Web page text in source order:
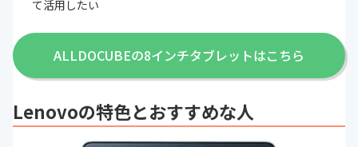
て活用したい
ALLDOCUBEの8インチタブレットはこちら
Lenovoの特色とおすすめな人